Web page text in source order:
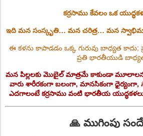
కర్రసాము కేవలం ఒక
ఇది మన సంస్కృతి… మన చరిత్ర… మన
ఈ కళను కాపాడడం ఒక్క గురువు బాధ్యత కాదు;
ప్రతి భారతీయుడి
మన పిల్లలకు మొబైల్ మాత్రమే కాకుండా
వారు శారీరకంగా బలంగా, మానసికంగా ధైర్యంగా,
ఎదగాలంటే కర్రసాము వంటి భారతీయ
🙏 ముగింపు